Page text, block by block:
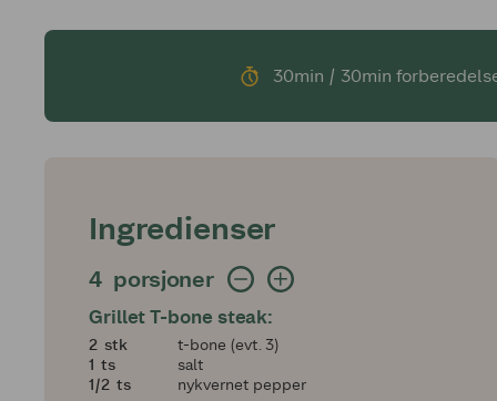
30min / 30min
Ingredienser
4 porsjoner
4 porsjoner
Grillet T-bone steak:
2
2 stk
t-bone (evt. 3)
11 ts
salt
en halv
1/2 ts nykvernet pepper